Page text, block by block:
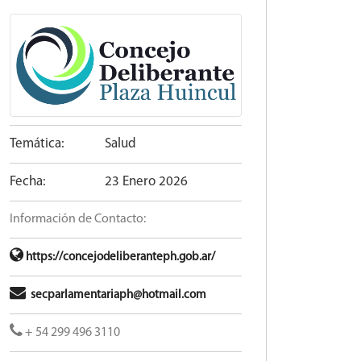
Temática: Salud
Fecha: 23 Enero 2026
Información de Contacto:
https://concejodeliberanteph.gob.ar/
secparlamentariaph@hotmail.com
+ 54 299 496 3110